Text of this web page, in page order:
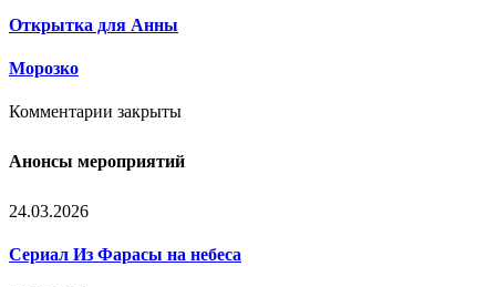
Открытка для Анны
Морозко
Комментарии закрыты
Анонсы мероприятий
24.03.2026
Сериал Из Фарасы на небеса